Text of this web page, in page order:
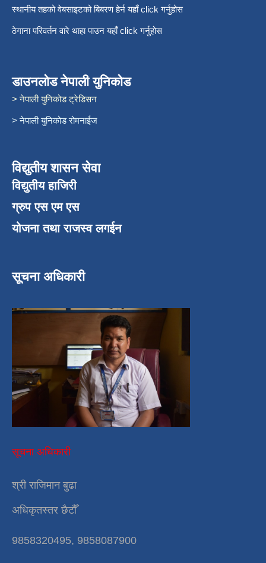
स्थानीय तहको वेबसाइटको बिबरण हेर्न यहाँ click गर्नुहोस
ठेगाना परिवर्तन वारे थाहा पाउन यहाँ click गर्नुहोस
डाउनलोड नेपाली युनिकोड
> नेपाली युनिकोड ट्रेडिसन
> नेपाली युनिकोड रोमनाईज
विद्युतीय शासन सेवा
विद्युतीय हाजिरी
ग्रुप एस एम एस
योजना तथा राजस्व लगईन
सूचना अधिकारी
सूचना अधिकारी
श्री राजिमान बुढा
अधिकृतस्तर छैटौँ
9858320495, 9858087900